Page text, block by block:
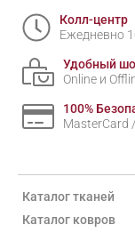
Колл-центр
Ежедневно
Удобный
Online и
100%
Каталог тканей
Каталог ковров